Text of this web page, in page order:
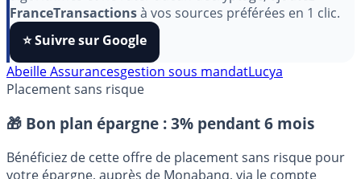
Pour soutenir le travail de notre équipe face aux
algorithmes et ne rater aucun décryptage, ajoutez
FranceTransactionsà vos sources préférées en 1 clic.
⭐️ Suivre sur Google
Placement sans risque
🎁 Bon plan épargne : 3% pendant 6 mois